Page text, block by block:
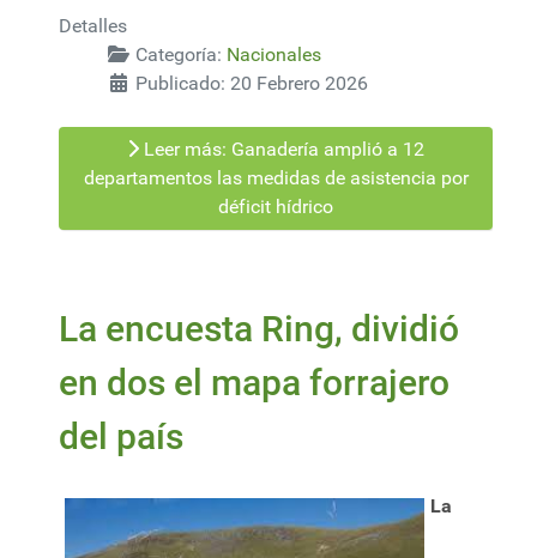
Detalles
Categoría: Nacionales
Publicado: 20 Febrero 2026
Leer más: Ganadería amplió a 12
departamentos las medidas de asistencia por
déficit hídrico
La encuesta Ring, dividió
en dos el mapa forrajero
del país
La